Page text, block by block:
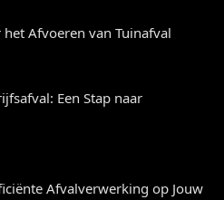
Afvoeren van Tuinafval
Een Stap naar
Afvalverwerking op Jouw